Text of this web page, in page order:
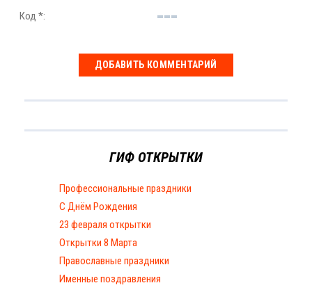
Код *:
ГИФ ОТКРЫТКИ
Профессиональные праздники
С Днём Рождения
23 февраля открытки
Открытки 8 Марта
Православные праздники
Именные поздравления